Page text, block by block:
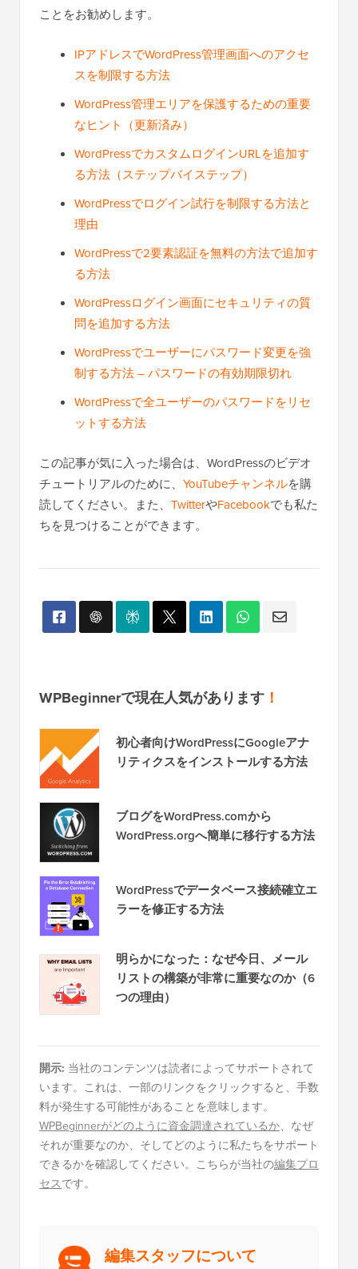
ことをお勧めします。
IPアドレスでWordPress管理画面へのアクセ
スを制限する方法
WordPress管理エリアを保護するための重要
なヒント（更新済み）
WordPressでカスタムログインURLを追加す
る方法（ステップバイステップ）
WordPressでログイン試行を制限する方法と
理由
WordPressで2要素認証を無料の方法で追加す
る方法
WordPressログイン画面にセキュリティの質
問を追加する方法
WordPressでユーザーにパスワード変更を強
制する方法 – パスワードの有効期限切れ
WordPressで全ユーザーのパスワードをリセ
ットする方法
この記事が気に入った場合は、WordPressのビデオ
チュートリアルのために、 YouTubeチャンネルを購
読してください。また、 TwitterやFacebookでも私た
ちを見つけることができます。
WPBeginnerで現在人気があります ！
初心者向けWordPressにGoogleアナ
リティクスをインストールする方法
ブログをWordPress.comから
WordPress.orgへ簡単に移行する方法
WordPressでデータベース接続確立エ
ラーを修正する方法
明らかになった：なぜ今日、メール
リストの構築が非常に重要なのか（6
つの理由）
開示: 当社のコンテンツは読者によってサポートされて
います。これは、一部のリンクをクリックすると、手数
料が発生する可能性があることを意味します。
WPBeginnerがどのように資金調達されているか、なぜ
それが重要なのか、そしてどのように私たちをサポート
できるかを確認してください。こちらが当社の編集プロ
セスです。
編集スタッフについて